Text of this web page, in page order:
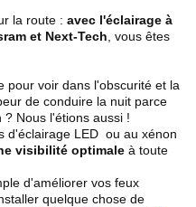
la route : avec l'éclairage à
et Next-Tech , vous êtes
pour voir dans l'obscurité et la
de conduire la nuit parce
Nous l'étions aussi !
d'éclairage LED ou au xénon
visibilité optimale à toute
d'améliorer vos feux
quelque chose de